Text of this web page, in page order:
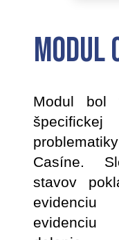
Modul
Modul bol
Casíne.
stavov
evidenciu